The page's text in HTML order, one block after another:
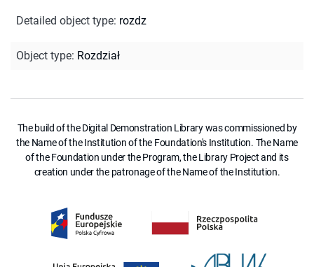
Detailed object type: rozdz
Object type: Rozdział
The build of the Digital Demonstration Library was commissioned by
the Name of the Institution of the Foundation's Institution. The Name
of the Foundation under the Program, the Library Project and its
creation under the patronage of the Name of the Institution.